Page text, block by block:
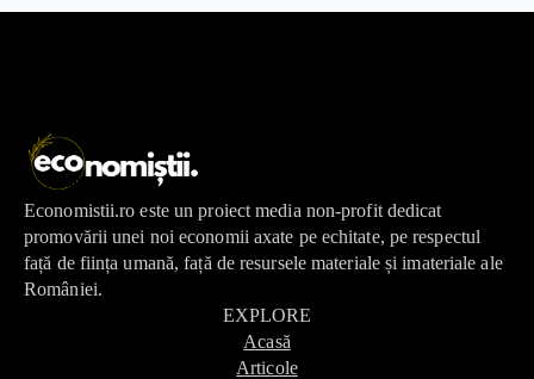
Economistii.ro este un proiect media non-profit dedicat
promovării unei noi economii axate pe echitate, pe respectul
față de ființa umană, față de resursele materiale și imateriale ale
României.
EXPLORE
Acasă
Articole